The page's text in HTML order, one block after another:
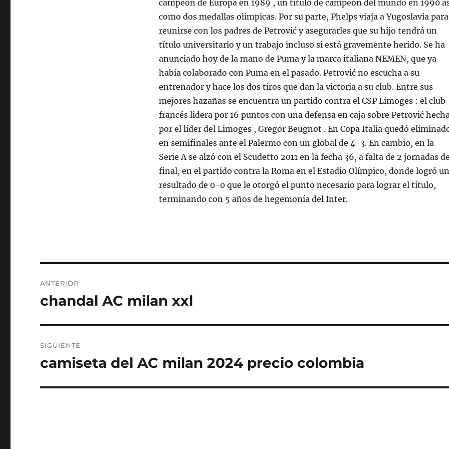
campeón de Europa en 1989 , un título de campeón del mundo en 1990
como dos medallas olímpicas. Por su parte, Phelps viaja a Yugoslavia para
reunirse con los padres de Petrović y asegurarles que su hijo tendrá un
título universitario y un trabajo incluso si está gravemente herido. Se ha
anunciado hoy de la mano de Puma y la marca italiana NEMEN, que ya
había colaborado con Puma en el pasado. Petrović no escucha a su
entrenador y hace los dos tiros que dan la victoria a su club. Entre sus
mejores hazañas se encuentra un partido contra el CSP Limoges : el club
francés lidera por 16 puntos con una defensa en caja sobre Petrović
por el líder del Limoges , Gregor Beugnot . En Copa Italia quedó
en semifinales ante el Palermo con un global de 4-3. En cambio, en la
Serie A se alzó con el Scudetto 2011 en la fecha 36, a falta de 2 jornadas
final, en el partido contra la Roma en el Estadio Olímpico, donde logró un
resultado de 0-0 que le otorgó el punto necesario para lograr el título,
terminando con 5 años de hegemonía del Inter.
de
ANTERIOR
Entrada
chandal AC milan xxl
SIGUIENTE
Entrada
camiseta del AC milan 2024 precio colombia